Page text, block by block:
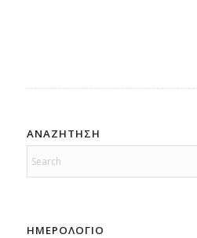
ΑΝΑΖΗΤΗΣΗ
ΗΜΕΡΟΛΟΓΙΟ